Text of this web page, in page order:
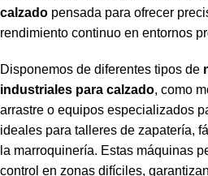
calzado pensada para ofrecer
rendimiento continuo en entornos
Disponemos de diferentes tipos de
industriales para calzado, como
arrastre o equipos especializados
ideales para talleres de zapatería,
la marroquinería. Estas máquinas
control en zonas difíciles,